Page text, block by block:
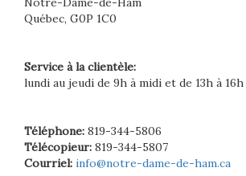
Québec, G0P 1C0
Service à la clientèle:
lundi au jeudi de 9h à midi et de 13h à 16h
Téléphone: 819-344-5806
Télécopieur: 819-344-5807
Courriel: info@notre-dame-de-ham.ca